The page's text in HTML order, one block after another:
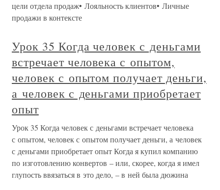
цели отдела продаж• Лояльность клиентов• Личные
продажи в контексте
Урок 35 Когда человек с деньгами
встречает человека с опытом,
человек с опытом получает деньги,
а человек с деньгами приобретает
опыт
Урок 35 Когда человек с деньгами встречает человека
с опытом, человек с опытом получает деньги, а человек
с деньгами приобретает опыт Когда я купил компанию
по изготовлению конвертов – или, скорее, когда я имел
глупость ввязаться в это дело, – в ней была дюжина